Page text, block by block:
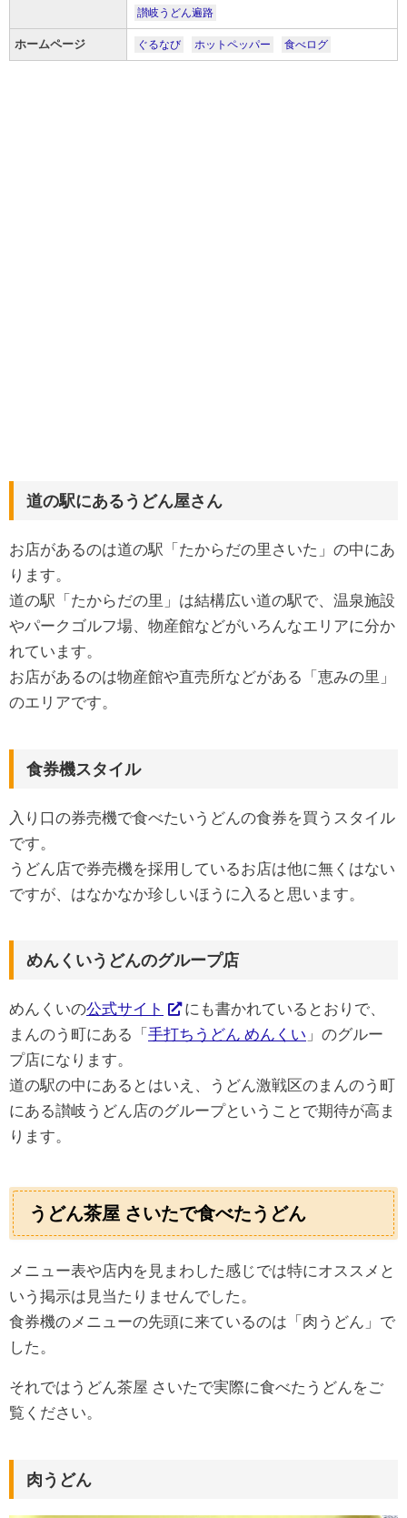
讃岐うどん遍路
ホームページ ぐるなび ホットペッパー 食べログ
道の駅にあるうどん屋さん
お店があるのは道の駅「たからだの里さいた」の中にあ
ります。
道の駅「たからだの里」は結構広い道の駅で、温泉施設
やパークゴルフ場、物産館などがいろんなエリアに分か
れています。
お店があるのは物産館や直売所などがある「恵みの里」
のエリアです。
食券機スタイル
入り口の券売機で食べたいうどんの食券を買うスタイル
です。
うどん店で券売機を採用しているお店は他に無くはない
ですが、はなかなか珍しいほうに入ると思います。
めんくいうどんのグループ店
めんくいの公式サイト
にも書かれているとおりで、
まんのう町にある「手打ちうどん めんくい 」のグルー
プ店になります。
道の駅の中にあるとはいえ、うどん激戦区のまんのう町
にある讃岐うどん店のグループということで期待が高ま
ります。
うどん茶屋 さいたで食べたうどん
メニュー表や店内を見まわした感じでは特にオススメと
いう掲示は見当たりませんでした。
食券機のメニューの先頭に来ているのは「肉うどん」で
した。
それではうどん茶屋 さいたで実際に食べたうどんをご
覧ください。
肉うどん